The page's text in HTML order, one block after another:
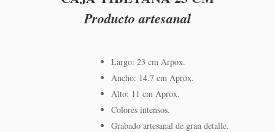
Producto artesanal
Largo: 23 cm Arpox.
Ancho: 14.7 cm Aprox.
Alto: 11 cm Aprox.
Colores intensos.
Grabado artesanal de gran detalle.